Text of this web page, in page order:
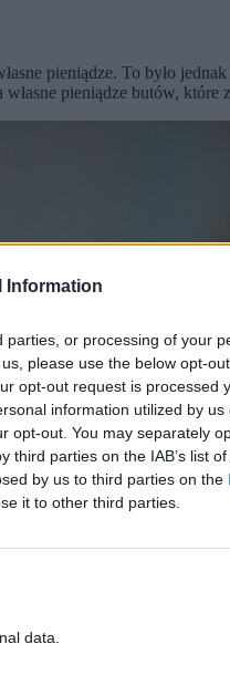
Information
or processing of your
please use the below opt-
opt-out request is processed
information utilized by us
opt-out. You may separately
parties on the IAB’s list
by us to third parties on the
it to other third parties.
data.
pieniądze. To było
pieniądze butów, które